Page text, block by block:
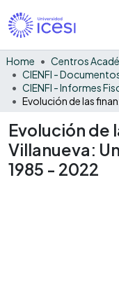
Home Centros
Evolución de
Villanueva:
1985 - 2022